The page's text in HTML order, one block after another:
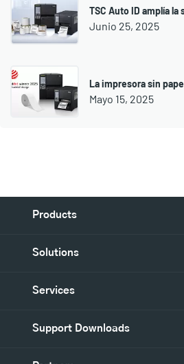
TSC Auto ID amplía la
Junio 25, 2025
La impresora sin
Mayo 15, 2025
Products
Solutions
Services
Support Downloads